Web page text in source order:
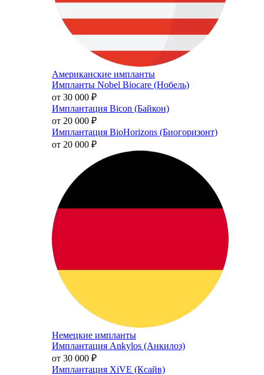
Американские импланты
Импланты Nobel Biocare (Нобель)
от 30 000 ₽
Имплантация Bicon (Байкон)
от 20 000 ₽
Имплантация BioHorizons (Биогоризонт)
от 20 000 ₽
Немецкие импланты
Имплантация Ankylos (Анкилоз)
от 30 000 ₽
Имплантация XiVE (Ксайв)